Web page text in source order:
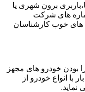
برون شهری یا
های شرکت
های خوب کارشناسان
بودن خودرو های مجهز
با انواع خودرو از
نماید.